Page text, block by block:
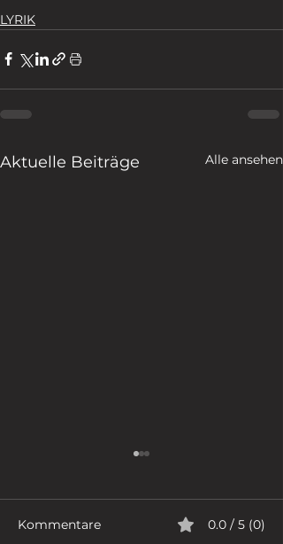
LYRIK
Aktuelle Beiträge Alle ansehen
Kommentare 0.0 / 5 (0)